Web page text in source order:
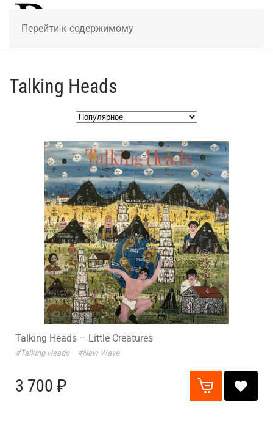
Перейти к содержимому
Talking Heads
Talking Heads – Little Creatures
#Talking Heads #New Wave
3 700 ₽